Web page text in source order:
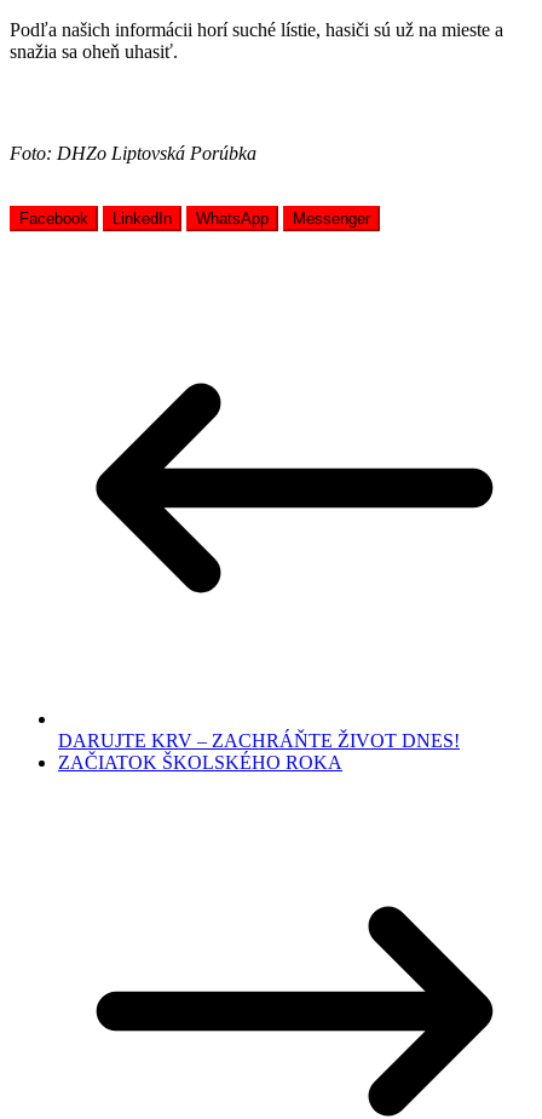
Podľa našich informácii horí suché lístie, hasiči sú už na mieste a
snažia sa oheň uhasiť.
Foto: DHZo Liptovská Porúbka
Facebook LinkedIn WhatsApp Messenger
DARUJTE KRV – ZACHRÁŇTE ŽIVOT DNES!
ZAČIATOK ŠKOLSKÉHO ROKA